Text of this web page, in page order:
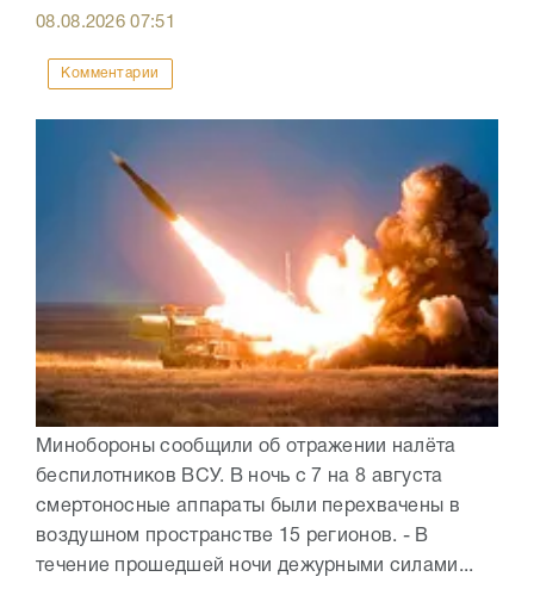
08.08.202607:51
Комментарии
Минобороны сообщили об отражении налёта
беспилотников ВСУ. В ночь с 7 на 8 августа
смертоносные аппараты были перехвачены в
воздушном пространстве 15 регионов. - В
течение прошедшей ночи дежурными силами...